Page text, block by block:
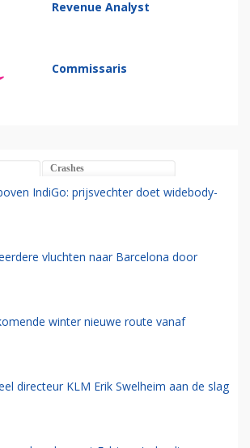
Revenue Analyst
Commissaris
Crashes
IndiGo: prijsvechter doet widebody-
vluchten naar Barcelona door
winter nieuwe route vanaf
directeur KLM Erik Swelheim aan de slag